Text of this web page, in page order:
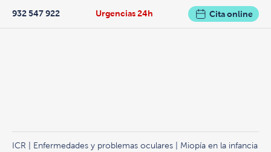
Urgencias 24h
932 547 922 Cita online
ICR Enfermedades y problemas oculares | Miopía en la infancia